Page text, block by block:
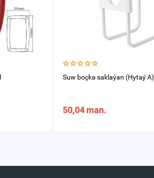
Suw boçka saklaýan (Hytaý A)
50,04 man.